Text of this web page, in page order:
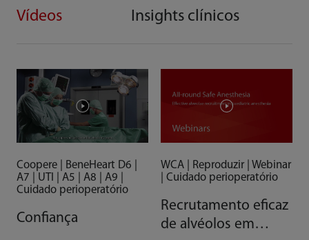
Vídeos Insights clínicos
Coopere | BeneHeart D6 |
A7 | UTI | A5 | A8 | A9 |
Cuidado perioperatório
Confiança
WCA | Reproduzir | Webinar
| Cuidado perioperatório
Recrutamento eficaz
de alvéolos em